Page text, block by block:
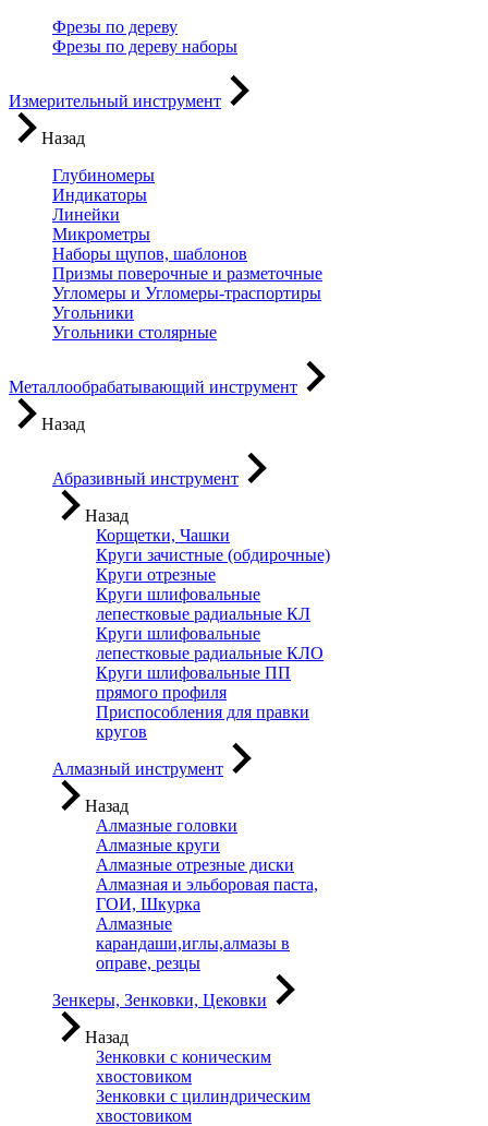
Фрезы по дереву
Фрезы по дереву наборы
Измерительный инструмент
Назад
Глубиномеры
Индикаторы
Линейки
Микрометры
Наборы щупов, шаблонов
Призмы поверочные и разметочные
Угломеры и Угломеры-траспортиры
Угольники
Угольники столярные
Металлообрабатывающий инструмент
Назад
Абразивный инструмент
Назад
Корщетки, Чашки
Круги зачистные (обдирочные)
Круги отрезные
Круги шлифовальные
лепестковые радиальные КЛ
Круги шлифовальные
лепестковые радиальные КЛО
Круги шлифовальные ПП
прямого профиля
Приспособления для правки
кругов
Алмазный инструмент
Назад
Алмазные головки
Алмазные круги
Алмазные отрезные диски
Алмазная и эльборовая паста,
ГОИ, Шкурка
Алмазные
карандаши,иглы,алмазы в
оправе, резцы
Зенкеры, Зенковки, Цековки
Назад
Зенковки с коническим
хвостовиком
Зенковки с цилиндрическим
хвостовиком